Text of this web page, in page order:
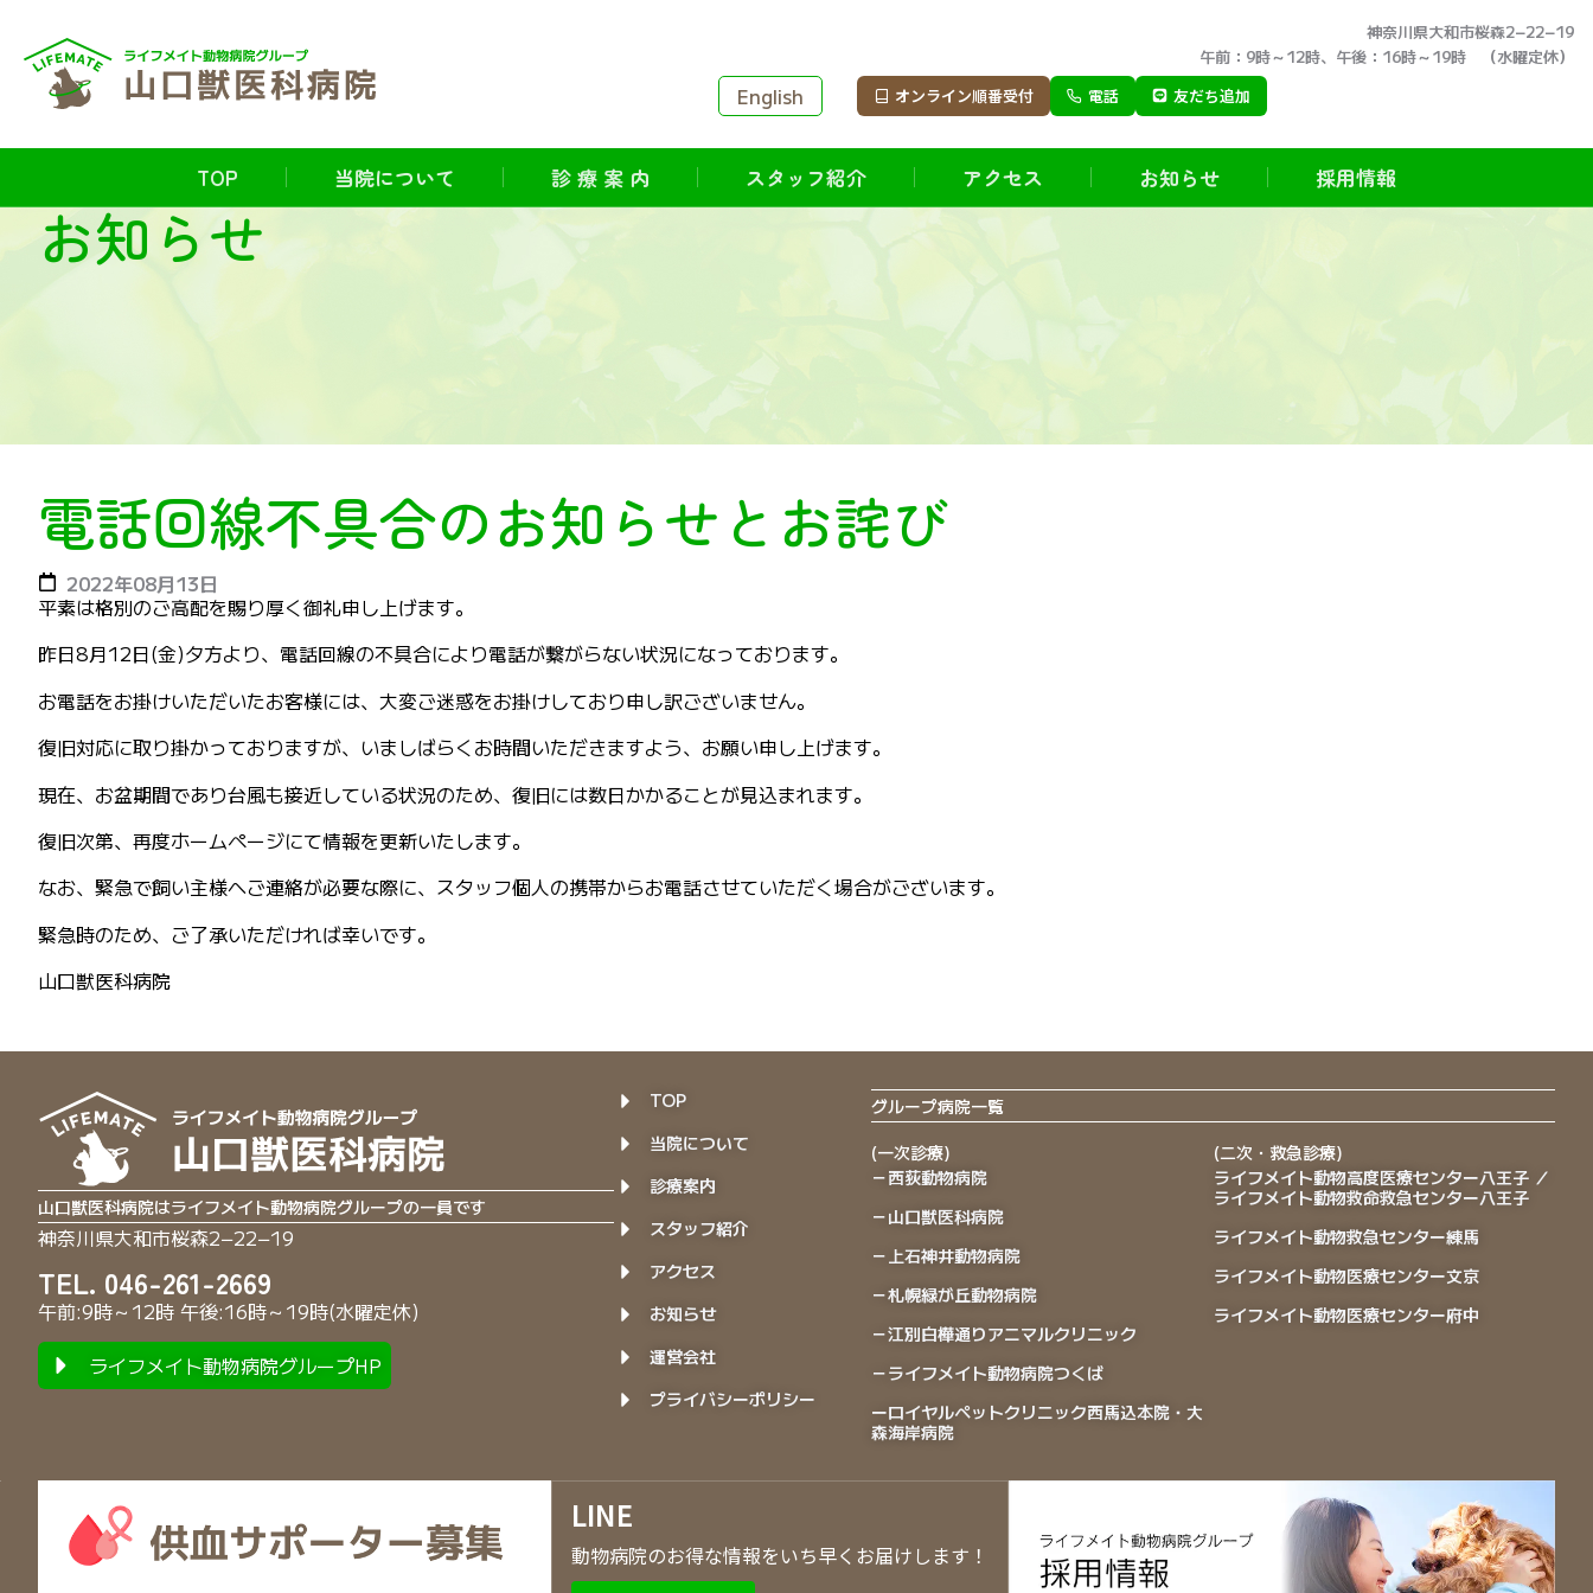
神奈川県大和市桜森2−22−19
午前：9時～12時、午後：16時～19時 （水曜定休）
English オンライン順番受付 電話 友だち追加
TOP 当院について 診 療 案 内 スタッフ紹介 アクセス お知らせ 採用情報
お知らせ
電話回線不具合のお知らせとお詫び
2022年08月13日
平素は格別のご高配を賜り厚く御礼申し上げます。
昨日8月12日(金)夕方より、電話回線の不具合により電話が繋がらない状況になっております。
お電話をお掛けいただいたお客様には、大変ご迷惑をお掛けしており申し訳ございません。
復旧対応に取り掛かっておりますが、いましばらくお時間いただきますよう、お願い申し上げます。
現在、お盆期間であり台風も接近している状況のため、復旧には数日かかることが見込まれます。
復旧次第、再度ホームページにて情報を更新いたします。
なお、緊急で飼い主様へご連絡が必要な際に、スタッフ個人の携帯からお電話させていただく場合がございます。
緊急時のため、ご了承いただければ幸いです。
山口獣医科病院
山口獣医科病院はライフメイト動物病院グループの一員です
神奈川県大和市桜森2−22−19
TEL. 046-261-2669
午前:9時～12時 午後:16時～19時(水曜定休)
ライフメイト動物病院グループHP
TOP
当院について
診療案内
スタッフ紹介
アクセス
お知らせ
運営会社
プライバシーポリシー
グループ病院一覧
(一次診療)
－西荻動物病院
－山口獣医科病院
－上石神井動物病院
－札幌緑が丘動物病院
－江別白樺通りアニマルクリニック
－ライフメイト動物病院つくば
ーロイヤルペットクリニック西馬込本院・大
森海岸病院
(二次・救急診療)
ライフメイト動物高度医療センター八王子 ／
ライフメイト動物救命救急センター八王子
ライフメイト動物救急センター練馬
ライフメイト動物医療センター文京
ライフメイト動物医療センター府中
LINE
動物病院のお得な情報をいち早くお届けします！